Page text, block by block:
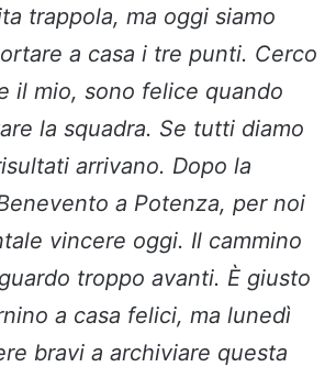
trappola, ma oggi siamo
a casa i tre punti. Cerco
il mio, sono felice quando
la squadra. Se tutti diamo
arrivano. Dopo la
a Potenza, per noi
vincere oggi. Il cammino
troppo avanti. È giusto
a casa felici, ma lunedì
bravi a archiviare questa